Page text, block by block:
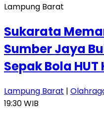
Lampung Barat
Sukarata
Sumber Jaya
Sepak Bola HUT
Lampung Barat |
19:30 WIB